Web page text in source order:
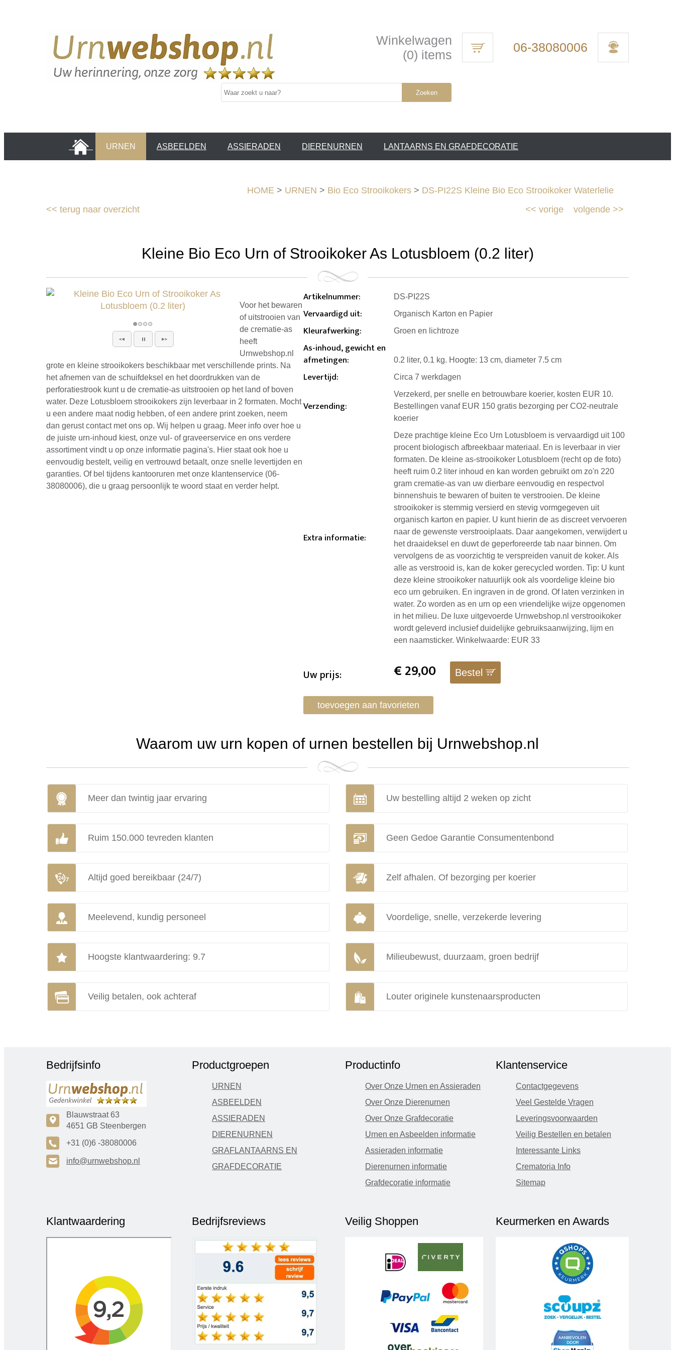
Winkelwagen
(0) items
06-38080006
Zoeken
HOME URNEN ASBEELDEN ASSIERADEN DIERENURNEN LANTAARNS EN GRAFDECORATIE
HOME > URNEN > Bio Eco Strooikokers > DS-PI22S Kleine Bio Eco Strooikoker Waterlelie
<< terug naar overzicht volgende >>
<< vorige
Kleine Bio Eco Urn of Strooikoker As Lotusbloem (0.2 liter)
Artikelnummer: DS-PI22S
Vervaardigd uit: Organisch Karton en Papier
Kleurafwerking: Groen en lichtroze
As-inhoud, gewicht en
afmetingen: 0.2 liter, 0.1 kg. Hoogte: 13 cm, diameter 7.5 cm
Levertijd: Circa 7 werkdagen
Verzending:
Verzekerd, per snelle en betrouwbare koerier, kosten EUR 10.
Bestellingen vanaf EUR 150 gratis bezorging per CO2-neutrale
koerier
Extra informatie:
Deze prachtige kleine Eco Urn Lotusbloem is vervaardigd uit 100
procent biologisch afbreekbaar materiaal. En is leverbaar in vier
formaten. De kleine as-strooikoker Lotusbloem (recht op de foto)
heeft ruim 0.2 liter inhoud en kan worden gebruikt om zo'n 220
gram crematie-as van uw dierbare eenvoudig en respectvol
binnenshuis te bewaren of buiten te verstrooien. De kleine
strooikoker is stemmig versierd en stevig vormgegeven uit
organisch karton en papier. U kunt hierin de as discreet vervoeren
naar de gewenste verstrooiplaats. Daar aangekomen, verwijdert u
het draaideksel en duwt de geperforeerde tab naar binnen. Om
vervolgens de as voorzichtig te verspreiden vanuit de koker. Als
alle as verstrooid is, kan de koker gerecycled worden. Tip: U kunt
deze kleine strooikoker natuurlijk ook als voordelige kleine bio
eco urn gebruiken. En ingraven in de grond. Of laten verzinken in
water. Zo worden as en urn op een vriendelijke wijze opgenomen
in het milieu. De luxe uitgevoerde Urnwebshop.nl verstrooikoker
wordt geleverd inclusief duidelijke gebruiksaanwijzing, lijm en
een naamsticker. Winkelwaarde: EUR 33
Uw prijs: €29,00 Bestel
toevoegen aan favorieten
Voor het bewaren
of uitstrooien van
de crematie-as
heeft
Urnwebshop.nl
grote en kleine strooikokers beschikbaar met verschillende prints. Na
het afnemen van de schuifdeksel en het doordrukken van de
perforatiestrook kunt u de crematie-as uitstrooien op het land of boven
water. Deze Lotusbloem strooikokers zijn leverbaar in 2 formaten. Mocht
u een andere maat nodig hebben, of een andere print zoeken, neem
dan gerust contact met ons op. Wij helpen u graag. Meer info over hoe u
de juiste urn-inhoud kiest, onze vul- of graveerservice en ons verdere
assortiment vindt u op onze informatie pagina's. Hier staat ook hoe u
eenvoudig bestelt, veilig en vertrouwd betaalt, onze snelle levertijden en
garanties. Of bel tijdens kantooruren met onze klantenservice (06-
38080006), die u graag persoonlijk te woord staat en verder helpt.
Waarom uw urn kopen of urnen bestellen bij Urnwebshop.nl
Meer dan twintig jaar ervaring Uw bestelling altijd 2 weken op zicht
Ruim 150.000 tevreden klanten Geen Gedoe Garantie Consumentenbond
Altijd goed bereikbaar (24/7) Zelf afhalen. Of bezorging per koerier
Meelevend, kundig personeel Voordelige, snelle, verzekerde levering
Hoogste klantwaardering: 9.7 Milieubewust, duurzaam, groen bedrijf
Veilig betalen, ook achteraf Louter originele kunstenaarsproducten
Bedrijfsinfo
c
Blauwstraat 63
4651 GB Steenbergen
A +31 (0)6 -38080006
H info@urnwebshop.nl
Productgroepen
URNEN
ASBEELDEN
ASSIERADEN
DIERENURNEN
GRAFLANTAARNS EN
GRAFDECORATIE
Productinfo
Over Onze Urnen en Assieraden
Over Onze Dierenurnen
Over Onze Grafdecoratie
Urnen en Asbeelden informatie
Assieraden informatie
Dierenurnen informatie
Grafdecoratie informatie
Klantenservice
Contactgegevens
Veel Gestelde Vragen
Leveringsvoorwaarden
Veilig Bestellen en betalen
Interessante Links
Crematoria Info
Sitemap
Klantwaardering Bedrijfsreviews Veilig Shoppen Keurmerken en Awards